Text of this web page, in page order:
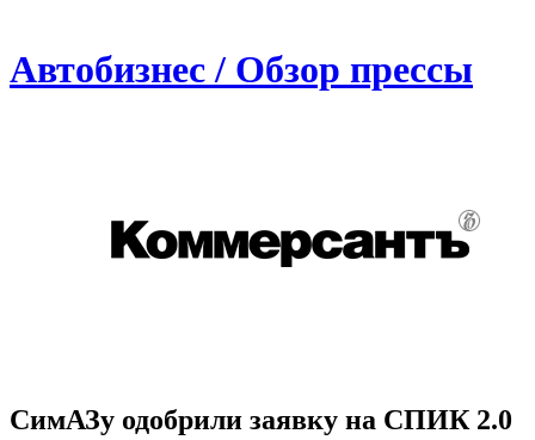
Автобизнес / Обзор прессы
СимАЗу одобрили заявку на СПИК 2.0